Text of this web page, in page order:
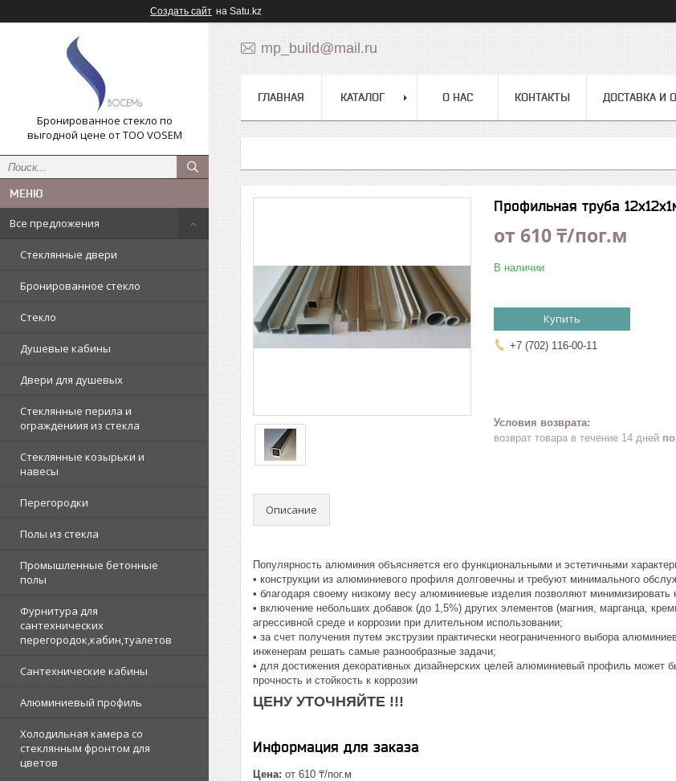
Создать сайт на Satu.kz
Бронированное стекло по
выгодной цене от ТОО VOSEM
Все предложения
Стеклянные двери
Бронированное стекло
Стекло
Душевые кабины
Двери для душевых
Стеклянные перила и
ограждениия из стекла
Стеклянные козырьки и
навесы
Перегородки
Полы из стекла
Промышленные бетонные
полы
Фурнитура для
сантехнических
перегородок,кабин,туалетов
Сантехнические кабины
Алюминиевый профиль
Холодильная камера со
стеклянным фронтом для
цветов
mp_build@mail.ru
ГЛАВНАЯ КАТАЛОГ О НАС КОНТАКТЫ ДОСТАВКА И
Профильная труба
от 610 ₸/пог.м
В наличии
Купить
+7 (702) 116-00-11
возврат товара в течение 14 дней
Описание
Популярность алюминия объясняется его функциональными и эстетичными
• конструкции из алюминиевого профиля долговечны и требуют минимального
• благодаря своему низкому весу алюминиевые изделия позволяют минимизировать
• включение небольших добавок (до 1,5%) других элементов (магния, марганца,
агрессивной среде и коррозии при длительном использовании;
• за счет получения путем экструзии практически неограниченного выбора
инженерам решать самые разнообразные задачи;
• для достижения декоративных дизайнерских целей алюминиевый профиль может
прочность и стойкость к коррозии
ЦЕНУ УТОЧНЯЙТЕ !!!
Информация для заказа
Цена: от 610 ₸/пог.м